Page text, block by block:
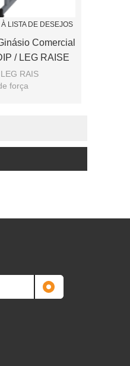
LISTA DE DESEJOS
Comercial
/ LEG RAISE
RAIS
força